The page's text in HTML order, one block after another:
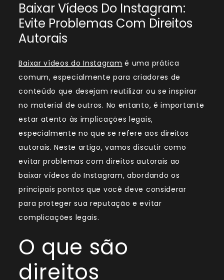
Baixar Vídeos Do Instagram:
Evite Problemas Com Direitos
Autorais
Baixar vídeos do Instagram é uma prática
comum, especialmente para criadores de
conteúdo que desejam reutilizar ou se inspirar
no material de outros. No entanto, é importante
estar atento às implicações legais,
especialmente no que se refere aos direitos
autorais. Neste artigo, vamos discutir como
evitar problemas com direitos autorais ao
baixar vídeos do Instagram, abordando os
principais pontos que você deve considerar
para proteger sua reputação e evitar
complicações legais.
O que são
direitos